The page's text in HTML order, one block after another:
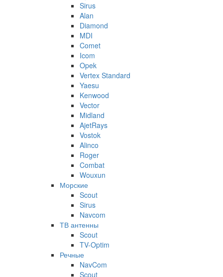
Sirus
Alan
Diamond
MDI
Comet
Icom
Opek
Vertex Standard
Yaesu
Kenwood
Vector
Midland
AjetRays
Vostok
Alinco
Roger
Combat
Wouxun
Морские
Scout
Sirus
Navcom
ТВ антенны
Scout
TV-Optim
Речные
NavCom
Scout